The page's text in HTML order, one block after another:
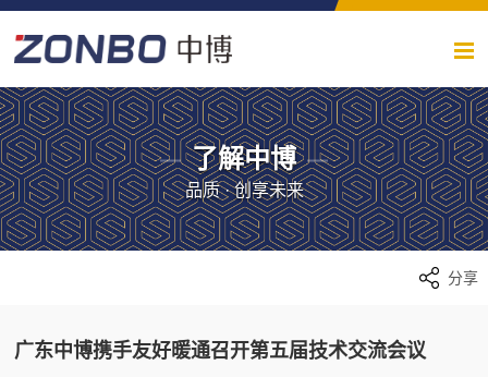
了解中博
品质 · 创享未来
分享
广东中博携手友好暖通召开第五届技术交流会议